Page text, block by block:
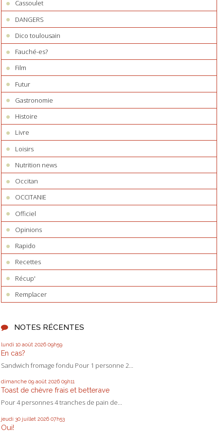
Cassoulet
DANGERS
Dico toulousain
Fauché-es?
Film
Futur
Gastronomie
Histoire
Livre
Loisirs
Nutrition news
Occitan
OCCITANIE
Officiel
Opinions
Rapido
Recettes
Récup'
Remplacer
NOTES RÉCENTES
lundi 10 août 2026 09h59
En cas?
Sandwich fromage fondu Pour 1 personne 2...
dimanche 09 août 2026 09h11
Toast de chèvre frais et betterave
Pour 4 personnes 4 tranches de pain de...
jeudi 30 juillet 2026 07h53
Oui!